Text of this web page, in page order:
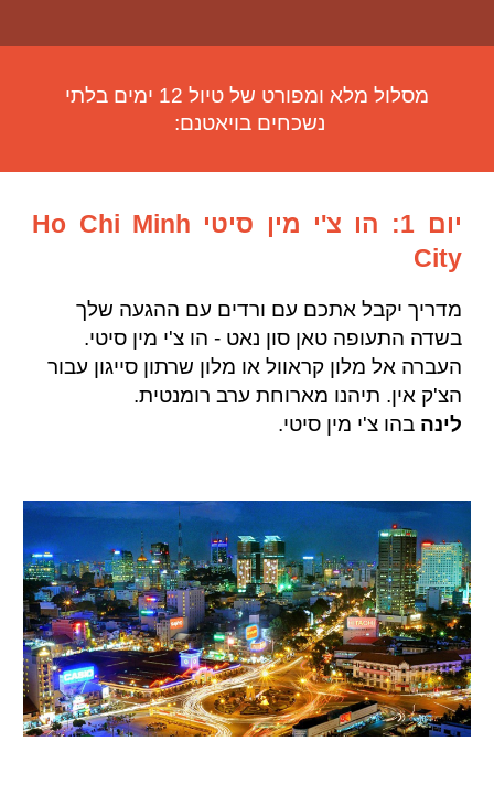
מסלול מלא ומפורט של טיול 12 ימים בלתי
נשכחים בויאטנם:
יום 1: הו צ'י מין סיטי Ho Chi Minh
City
מדריך יקבל אתכם עם ורדים עם ההגעה שלך
בשדה התעופה טאן סון נאט - הו צ'י מין סיטי.
העברה אל מלון קראוול או מלון שרתון סייגון עבור
הצ'ק אין. תיהנו מארוחת ערב רומנטית.
לינה בהו צ'י מין סיטי.